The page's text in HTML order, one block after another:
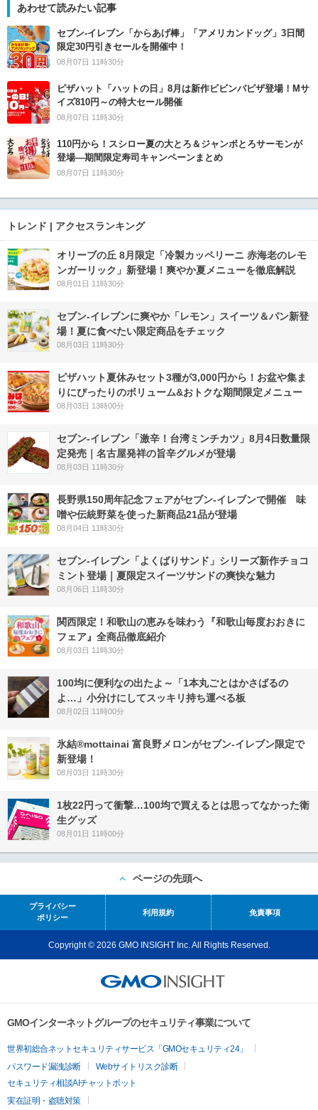
あわせて読みたい記事
セブン‐イレブン「からあげ棒」「アメリカンドッグ」3日間
限定30円引きセールを開催中！
08月07日 11時30分
ピザハット「ハットの日」8月は新作ビビンバピザ登場！Mサ
イズ810円～の特大セール開催
08月07日 11時30分
110円から！スシロー夏の大とろ＆ジャンボとろサーモンが
登場―期間限定寿司キャンペーンまとめ
08月07日 11時30分
トレンド | アクセスランキング
オリーブの丘 8月限定「冷製カッペリーニ 赤海老のレモ
ンガーリック」新登場！爽やか夏メニューを徹底解説
08月01日 11時30分
セブン‐イレブンに爽やか「レモン」スイーツ＆パン新登
場！夏に食べたい限定商品をチェック
08月03日 11時30分
ピザハット夏休みセット3種が3,000円から！お盆や集ま
りにぴったりのボリューム&おトクな期間限定メニュー
08月03日 13時00分
セブン-イレブン「激辛！台湾ミンチカツ」8月4日数量限
定発売｜名古屋発祥の旨辛グルメが登場
08月03日 11時30分
長野県150周年記念フェアがセブン-イレブンで開催 味
噌や伝統野菜を使った新商品21品が登場
08月04日 11時30分
セブン‐イレブン「よくばりサンド」シリーズ新作チョコ
ミント登場｜夏限定スイーツサンドの爽快な魅力
08月06日 11時30分
関西限定！和歌山の恵みを味わう『和歌山毎度おおきに
フェア』全商品徹底紹介
08月03日 11時30分
100均に便利なの出たよ～「1本丸ごとはかさばるの
よ…」小分けにしてスッキリ持ち運べる板
08月02日 11時00分
氷結®mottainai 富良野メロンがセブン‐イレブン限定で
新登場！
08月03日 11時30分
1枚22円って衝撃…100均で買えるとは思ってなかった衛
生グッズ
08月01日 11時00分
ページの先頭へ
プライバシー
ポリシー
利用規約 免責事項
Copyright © 2026 GMO INSIGHT Inc. All Rights Reserved.
GMOインターネットグループのセキュリティ事業について
世界初総合ネットセキュリティサービス「GMOセキュリティ24」
パスワード漏洩診断
Webサイトリスク診断
セキュリティ相談AIチャットボット
実在証明・盗聴対策